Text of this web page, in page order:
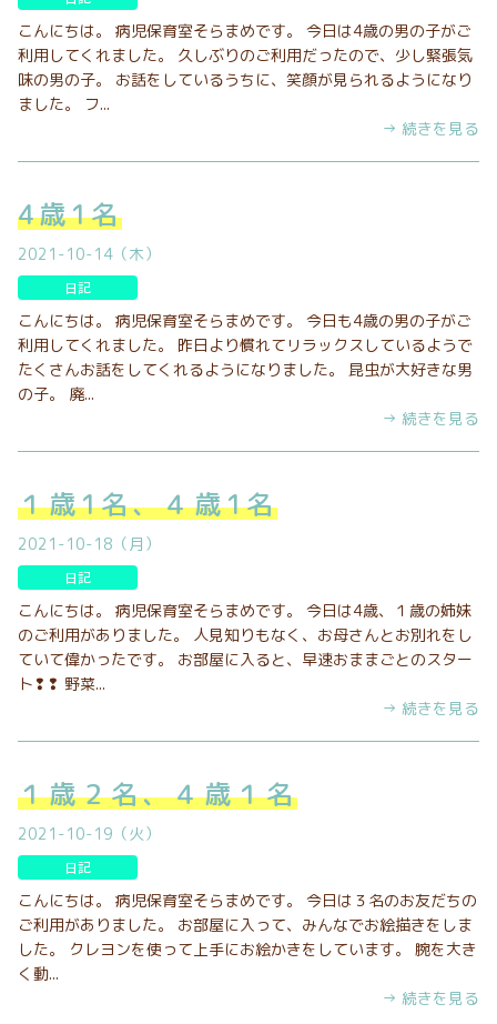
こんにちは。 病児保育室そらまめです。 今日は4歳の男の子がご
利用してくれました。 久しぶりのご利用だったので、少し緊張気
味の男の子。 お話をしているうちに、笑顔が見られるようになり
ました。 フ...
→ 続きを見る
4歳1名
2021-10-14（木）
日記
こんにちは。 病児保育室そらまめです。 今日も4歳の男の子がご
利用してくれました。 昨日より慣れてリラックスしているようで
たくさんお話をしてくれるようになりました。 昆虫が大好きな男
の子。 廃...
→ 続きを見る
１歳1名、４歳1名
2021-10-18（月）
日記
こんにちは。 病児保育室そらまめです。 今日は4歳、１歳の姉妹
のご利用がありました。 人見知りもなく、お母さんとお別れをし
ていて偉かったです。 お部屋に入ると、早速おままごとのスター
ト❢❢ 野菜...
→ 続きを見る
１歳２名、４歳１名
2021-10-19（火）
日記
こんにちは。 病児保育室そらまめです。 今日は３名のお友だちの
ご利用がありました。 お部屋に入って、みんなでお絵描きをしま
した。 クレヨンを使って上手にお絵かきをしています。 腕を大き
く動...
→ 続きを見る